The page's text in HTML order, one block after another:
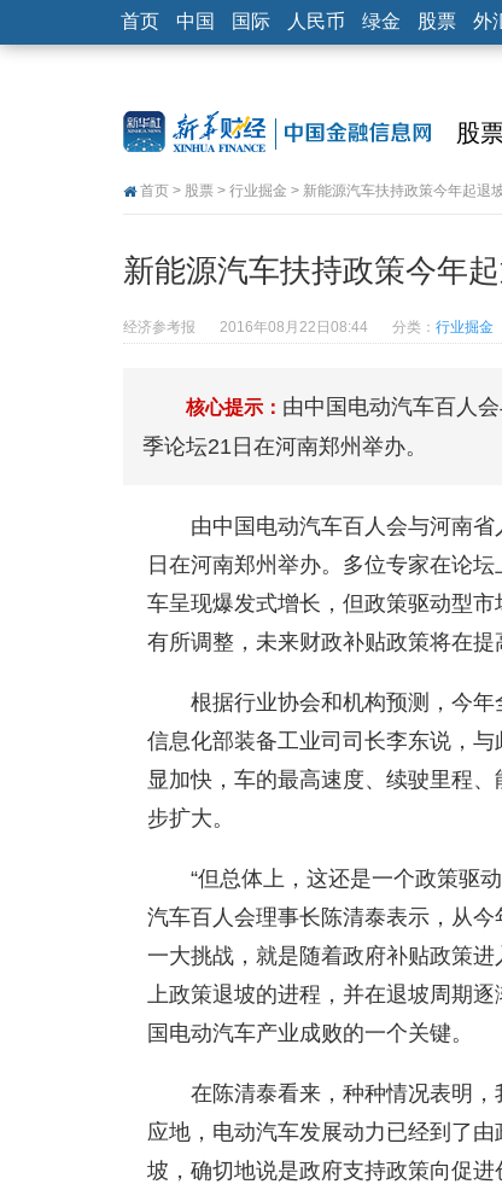
首页 中国 国际 人民币 绿金 股票 外
股
首页 > 股票 > 行业掘金 > 新能源汽车扶持政策今年起退
新能源汽车扶持政策今年
经济参考报 2016年08月22日08:44 分类： 行业掘金
核心提示： 由中国电动汽车百人
季论坛21日在河南郑州举办。
由中国电动汽车百人会与河南
日在河南郑州举办。多位专家在论
车呈现爆发式增长，但政策驱动型
有所调整，未来财政补贴政策将在提
根据行业协会和机构预测，今
信息化部装备工业司司长李东说，
显加快，车的最高速度、续驶里程
步扩大。
“但总体上，这还是一个政策驱
汽车百人会理事长陈清泰表示，从
一大挑战，就是随着政府补贴政策
上政策退坡的进程，并在退坡周期
国电动汽车产业成败的一个关键。
在陈清泰看来，种种情况表明
应地，电动汽车发展动力已经到了
坡，确切地说是政府支持政策向促